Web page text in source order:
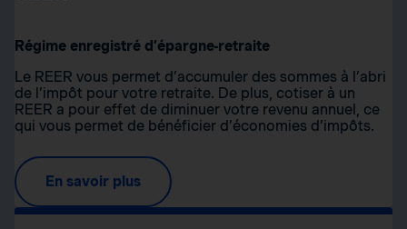
Régime enregistré d’épargne-retraite
Le REER vous permet d’accumuler des sommes à l’abri
de l’impôt pour votre retraite. De plus, cotiser à un
REER a pour effet de diminuer votre revenu annuel, ce
qui vous permet de bénéficier d’économies d’impôts.
En savoir plus